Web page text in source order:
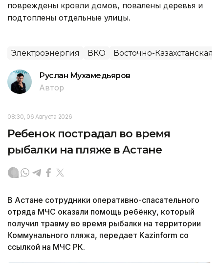
повреждены кровли домов, повалены деревья и
подтоплены отдельные улицы.
Электроэнергия ВКО Восточно-Казахстанская
Руслан Мухамедьяров
Автор
08:30, 06 Августа 2026
Ребенок пострадал во время
рыбалки на пляже в Астане
В Астане сотрудники оперативно-спасательного
отряда МЧС оказали помощь ребёнку, который
получил травму во время рыбалки на территории
Коммунального пляжа, передает Kazinform со
ссылкой на МЧС РК.